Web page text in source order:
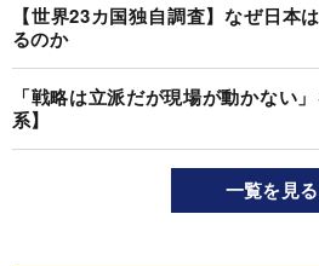
【世界23カ国独自調査】なぜ日本
るのか
「戦略は立派だが現場が動かない
系】
一覧を見る